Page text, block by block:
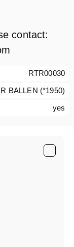
contact:
RTR00030
BALLEN (*1950)
yes